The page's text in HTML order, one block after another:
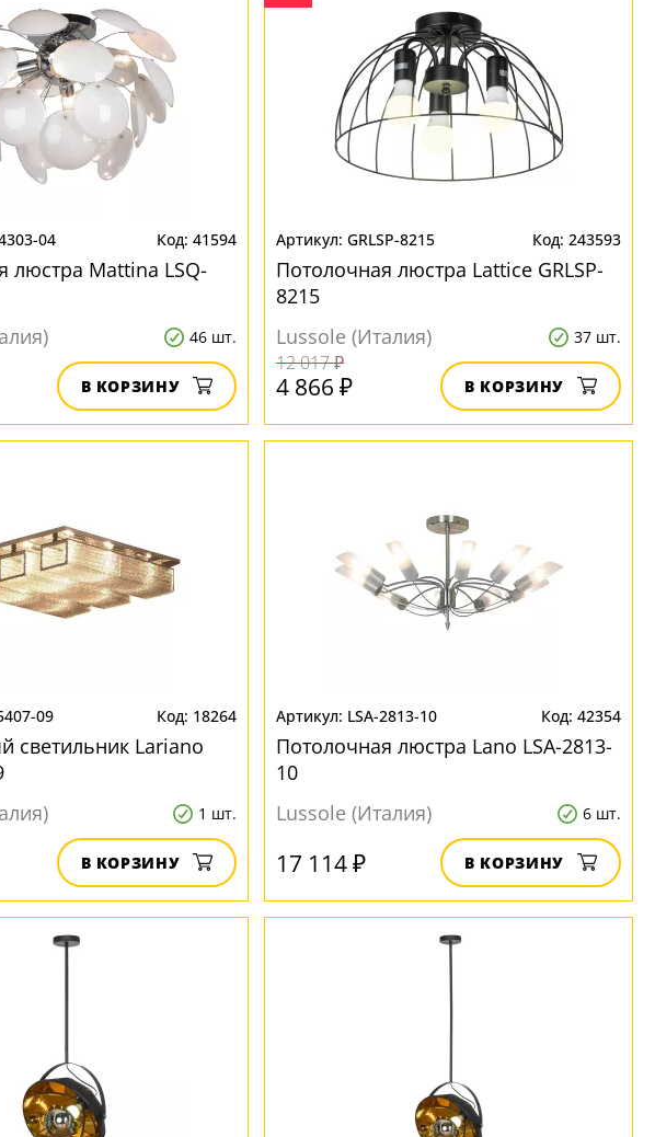
04 41594
люстра Mattina LSQ-
46 шт.
В КОРЗИНУ
GRLSP-8215 243593
Потолочная люстра Lattice GRLSP-
8215
Lussole (Италия)
37 шт.
12 017 ₽
4 866 ₽ В КОРЗИНУ
09 18264
светильник Lariano
1 шт.
В КОРЗИНУ
LSA-2813-10 42354
Потолочная люстра Lano LSA-2813-
10
Lussole (Италия)
6 шт.
17 114 ₽ В КОРЗИНУ